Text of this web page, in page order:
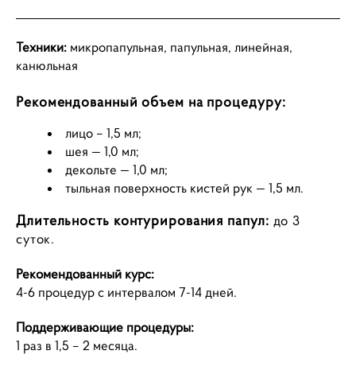
Техники: микропапульная, папульная, линейная,
канюльная
Рекомендованный объем на процедуру:
лицо – 1,5 мл;
шея — 1,0 мл;
декольте — 1,0 мл;
тыльная поверхность кистей рук — 1,5 мл.
Длительность контурирования папул: до 3
суток.
Рекомендованный курс:
4-6 процедур с интервалом 7-14 дней.
Поддерживающие процедуры:
1 раз в 1,5 – 2 месяца.